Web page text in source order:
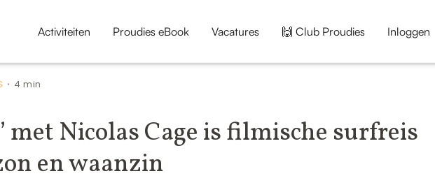
Activiteiten Proudies eBook Vacatures 🙌 Club Proudies Inloggen
• 4 min
met Nicolas Cage is filmische surfreis
en waanzin